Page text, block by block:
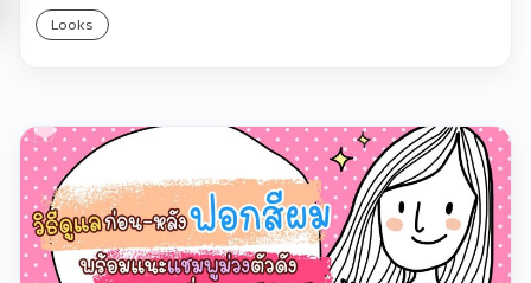
Looks